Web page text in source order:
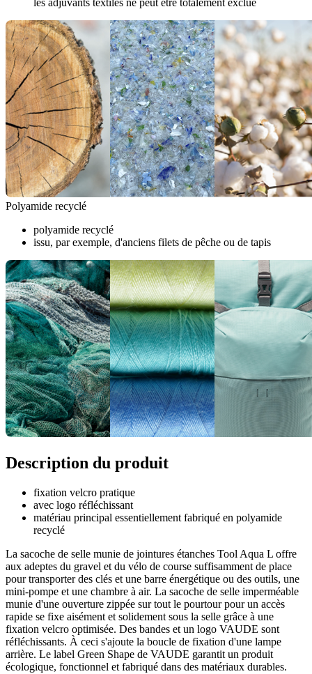
les adjuvants textiles ne peut être totalement exclue
Polyamide recyclé
polyamide recyclé
issu, par exemple, d'anciens filets de pêche ou de tapis
Description du produit
fixation velcro pratique
avec logo réfléchissant
matériau principal essentiellement fabriqué en polyamide
recyclé
La sacoche de selle munie de jointures étanches Tool Aqua L offre
aux adeptes du gravel et du vélo de course suffisamment de place
pour transporter des clés et une barre énergétique ou des outils, une
mini-pompe et une chambre à air. La sacoche de selle imperméable
munie d'une ouverture zippée sur tout le pourtour pour un accès
rapide se fixe aisément et solidement sous la selle grâce à une
fixation velcro optimisée. Des bandes et un logo VAUDE sont
réfléchissants. À ceci s'ajoute la boucle de fixation d'une lampe
arrière. Le label Green Shape de VAUDE garantit un produit
écologique, fonctionnel et fabriqué dans des matériaux durables.